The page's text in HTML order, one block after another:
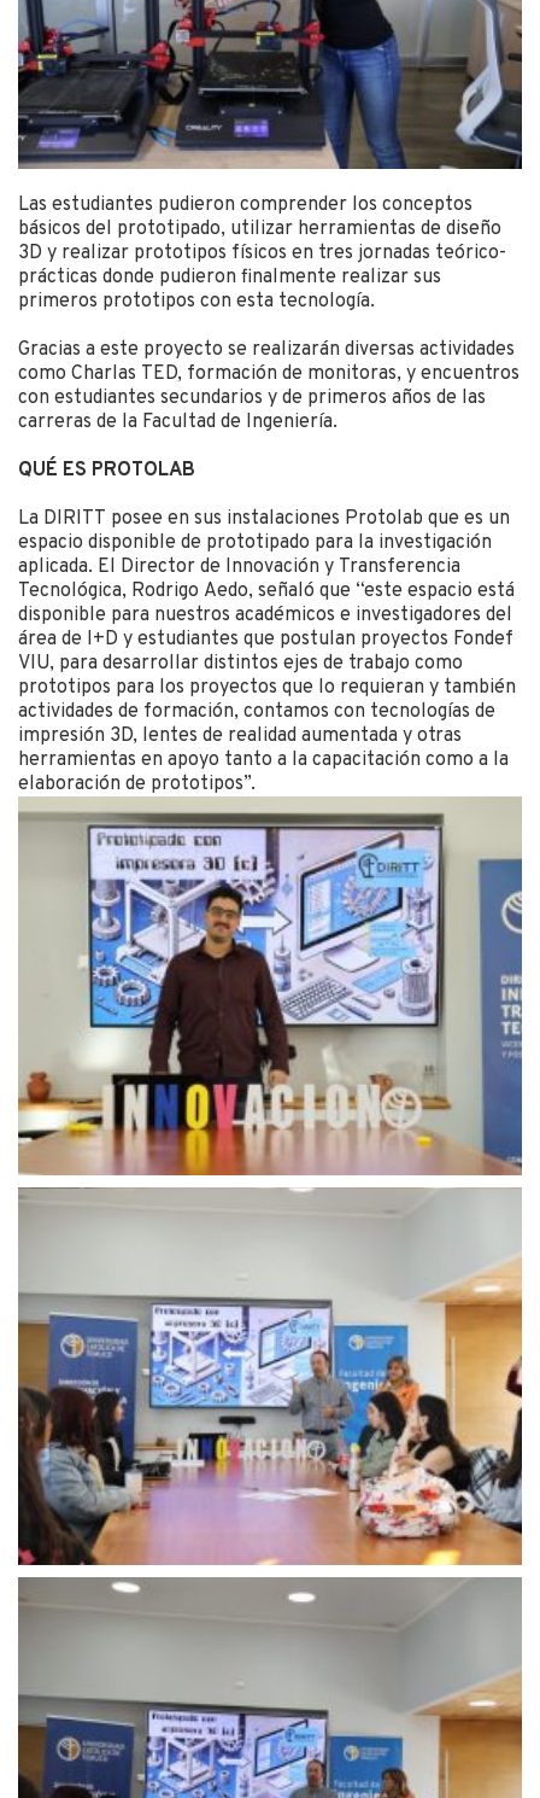
Las estudiantes pudieron comprender los conceptos
básicos del prototipado, utilizar herramientas de diseño
3D y realizar prototipos físicos en tres jornadas teórico-
prácticas donde pudieron finalmente realizar sus
primeros prototipos con esta tecnología.
Gracias a este proyecto se realizarán diversas actividades
como Charlas TED, formación de monitoras, y encuentros
con estudiantes secundarios y de primeros años de las
carreras de la Facultad de Ingeniería.
QUÉ ES PROTOLAB
La DIRITT posee en sus instalaciones Protolab que es un
espacio disponible de prototipado para la investigación
aplicada. El Director de Innovación y Transferencia
Tecnológica, Rodrigo Aedo, señaló que “este espacio está
disponible para nuestros académicos e investigadores del
área de I+D y estudiantes que postulan proyectos Fondef
VIU, para desarrollar distintos ejes de trabajo como
prototipos para los proyectos que lo requieran y también
actividades de formación, contamos con tecnologías de
impresión 3D, lentes de realidad aumentada y otras
herramientas en apoyo tanto a la capacitación como a la
elaboración de prototipos”.